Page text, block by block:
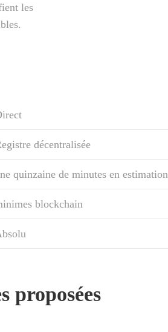
les
décentralisée
quinzaine de minutes en estimation
blockchain
proposées